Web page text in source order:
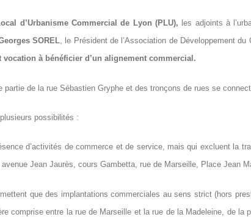
d’Urbanisme Commercial de Lyon (PLU), les adjoints à
SOREL, le Président de l’Association de Développement du
à bénéficier d’un alignement commercial.
de la rue Sébastien Gryphe et des tronçons de rues se
possibilités :
d’activités de commerce et de service, mais qui excluent la
Jean Jaurès, cours Gambetta, rue de Marseille, Place Jean
que des implantations commerciales au sens strict (hors
comprise entre la rue de Marseille et la rue de la Madeleine, de